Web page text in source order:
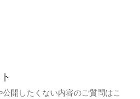
開したくない内容のご質問はこ